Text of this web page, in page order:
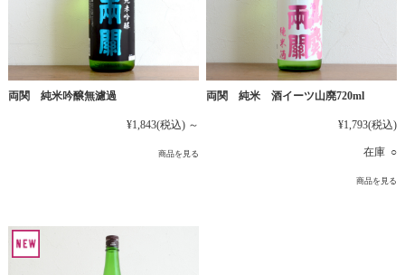
両関 純米吟醸無濾過
¥1,843(税込) ～
商品を見る
両関 純米 酒イーツ山廃720ml
¥1,793(税込)
在庫 ○
商品を見る